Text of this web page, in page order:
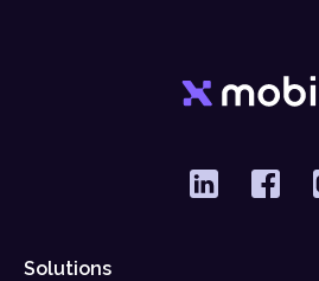
Solutions